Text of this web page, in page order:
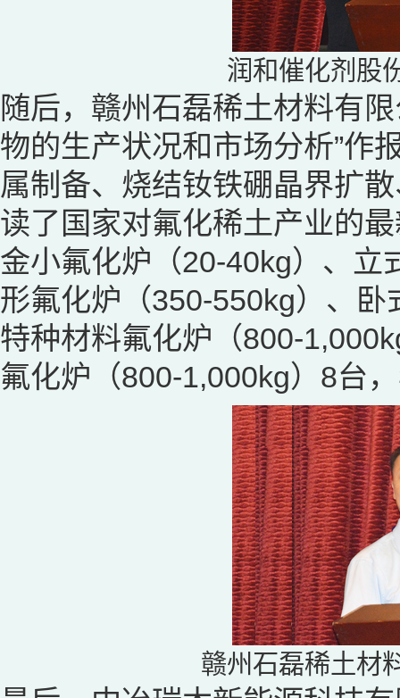
润和催化剂股
随后，赣州石磊稀土材料有
物的生产状况和市场分析”作
属制备、烧结钕铁硼晶界扩
读了国家对氟化稀土产业的
金小氟化炉（20-40kg）、立
形氟化炉（350-550kg）、
特种材料氟化炉（800-
氟化炉（800-1,000kg）8台
赣州石磊稀土材